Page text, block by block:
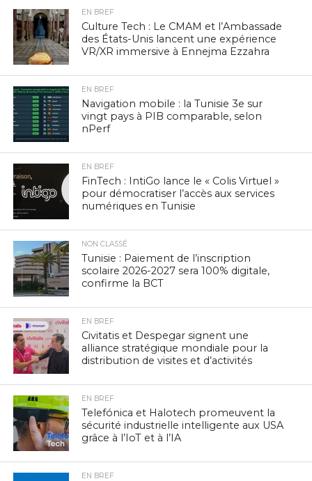
EN BREF
Culture Tech : Le CMAM et l’Ambassade
des États-Unis lancent une expérience
VR/XR immersive à Ennejma Ezzahra
EN BREF
Navigation mobile : la Tunisie 3e sur
vingt pays à PIB comparable, selon
nPerf
EN BREF
FinTech : IntiGo lance le « Colis Virtuel »
pour démocratiser l’accès aux services
numériques en Tunisie
NON CLASSÉ
Tunisie : Paiement de l’inscription
scolaire 2026-2027 sera 100% digitale,
confirme la BCT
EN BREF
Civitatis et Despegar signent une
alliance stratégique mondiale pour la
distribution de visites et d’activités
EN BREF
Telefónica et Halotech promeuvent la
sécurité industrielle intelligente aux USA
grâce à l’IoT et à l’IA
EN BREF